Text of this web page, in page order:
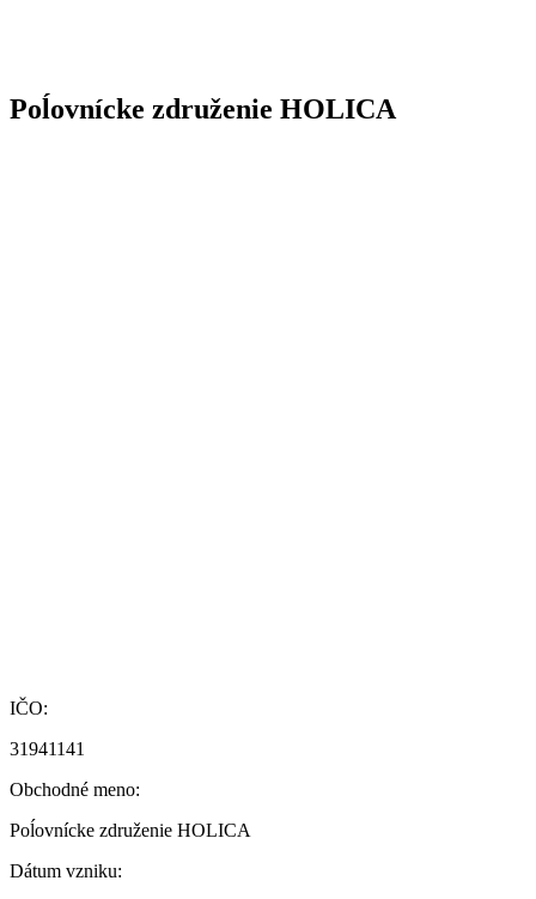
Poĺovnícke združenie HOLICA
IČO:
31941141
Obchodné meno:
Poĺovnícke združenie HOLICA
Dátum vzniku: